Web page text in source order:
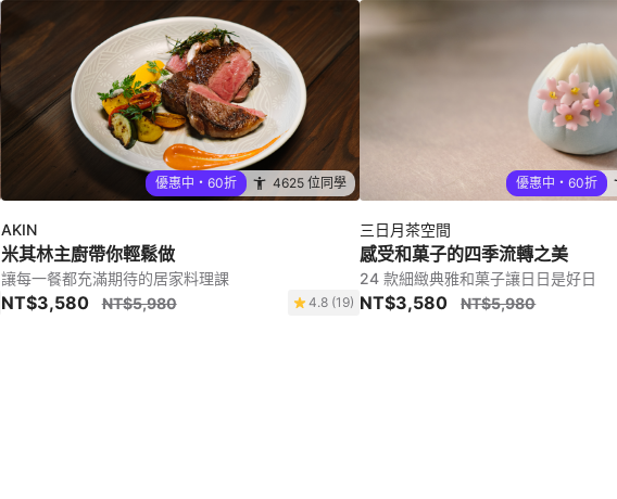
優惠中・60折 4625 位同學
AKIN
米其林主廚帶你輕鬆做
讓每一餐都充滿期待的居家料理課
NT$3,580 NT$5,980 4.8 (19)
優惠中・60折
三日月茶空間
感受和菓子的四季流轉之美
24 款細緻典雅和菓子讓日日是好日
NT$3,580 NT$5,980